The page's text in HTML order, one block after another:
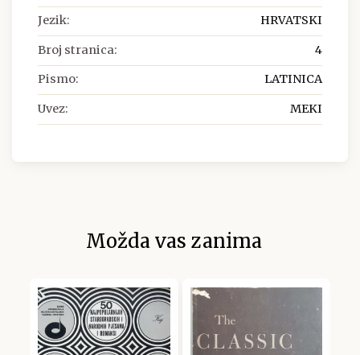
Jezik: HRVATSKI
Broj stranica: 4
Pismo: LATINICA
Uvez: MEKI
Možda vas zanima